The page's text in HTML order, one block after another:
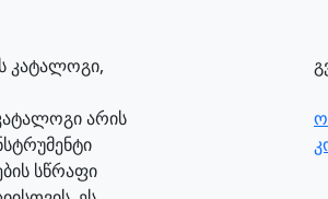
არის
სწრაფი